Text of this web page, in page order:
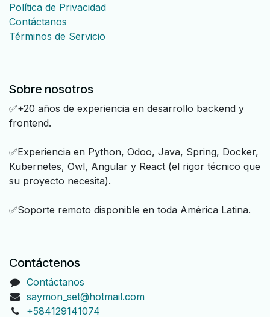
Política de Privacidad
Contáctanos
Términos de Servicio
Sobre nosotros
✅+20 años de experiencia en desarrollo backend y
frontend.
✅Experiencia en Python, Odoo, Java, Spring, Docker,
Kubernetes, Owl, Angular y React (el rigor técnico que
su proyecto necesita).
✅Soporte remoto disponible en toda América Latina.
Contáctenos
Contáctanos
saymon_set@hotmail.com
+584129141074